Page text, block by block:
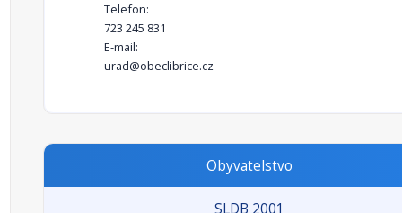
Telefon:
723 245 831
E-mail:
urad@obeclibrice.cz
Obyvatelstvo
SLDB 2001